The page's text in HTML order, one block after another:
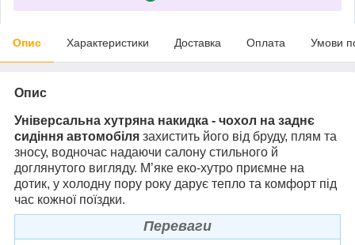
Опис Характеристики Доставка Оплата Умови
Опис
Універсальна хутряна накидка - чохол на заднє
сидіння автомобіля захистить його від бруду, плям та
зносу, водночас надаючи салону стильного й
доглянутого вигляду. М’яке еко-хутро приємне на
дотик, у холодну пору року дарує тепло та комфорт під
час кожної поїздки.
Переваги